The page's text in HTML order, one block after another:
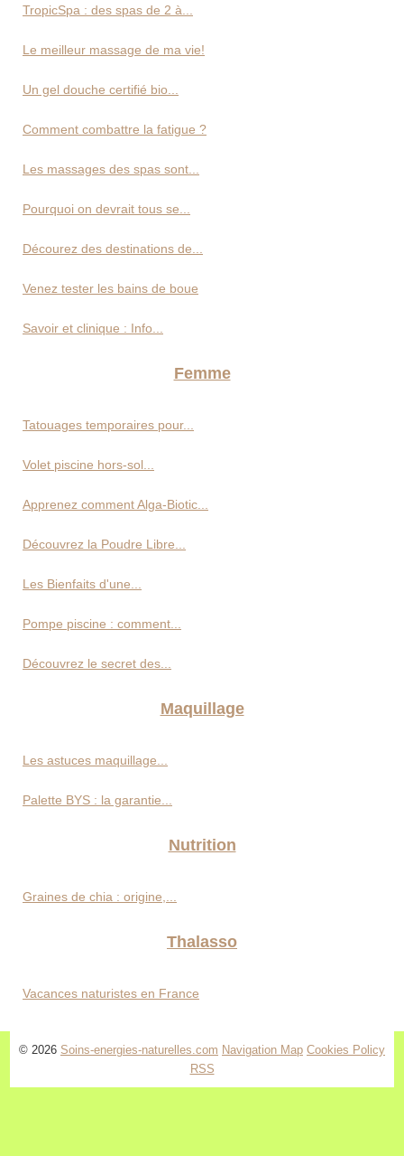
TropicSpa : des spas de 2 à...
Le meilleur massage de ma vie!
Un gel douche certifié bio...
Comment combattre la fatigue ?
Les massages des spas sont...
Pourquoi on devrait tous se...
Décourez des destinations de...
Venez tester les bains de boue
Savoir et clinique : Info...
Femme
Tatouages temporaires pour...
Volet piscine hors-sol...
Apprenez comment Alga-Biotic...
Découvrez la Poudre Libre...
Les Bienfaits d'une...
Pompe piscine : comment...
Découvrez le secret des...
Maquillage
Les astuces maquillage...
Palette BYS : la garantie...
Nutrition
Graines de chia : origine,...
Thalasso
Vacances naturistes en France
© 2026 Soins-energies-naturelles.com Navigation Map Cookies Policy
RSS